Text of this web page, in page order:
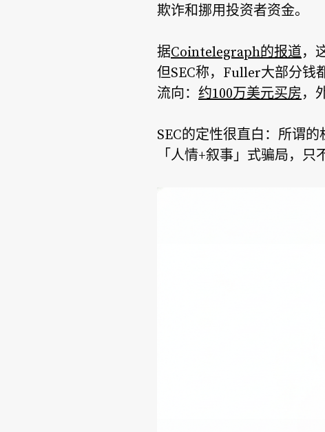
欺诈和挪用投资者资金。
据Cointelegraph的报道，
但SEC称，Fuller大部分钱
流向： 约100万美元买房，
SEC的定性很直白：所谓
「人情+叙事」式骗局，只